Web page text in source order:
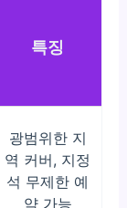
특징
광범위한 지
역 커버, 지정
석 무제한 예
약 가능